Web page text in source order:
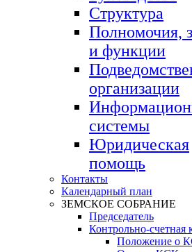
Структура
Полномочия,
и функции
организации
системы
Юридическая
помощь
Контакты
Календарный план
ЗЕМСКОЕ СОБРАНИЕ
Председатель
Контрольно-счетная
Положение о